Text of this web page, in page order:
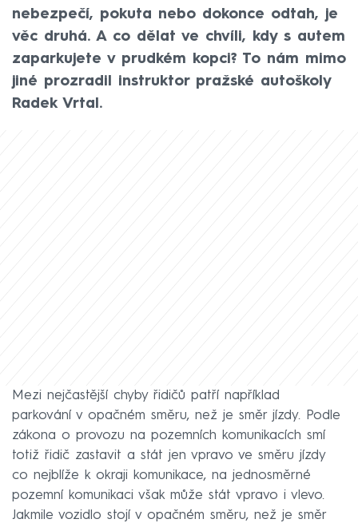
nebezpečí, pokuta nebo dokonce odtah, je
věc druhá. A co dělat ve chvíli, kdy s autem
zaparkujete v prudkém kopci? To nám mimo
jiné prozradil instruktor pražské autoškoly
Radek Vrtal.
Mezi nejčastější chyby řidičů patří například
parkování v opačném směru, než je směr jízdy. Podle
zákona o provozu na pozemních komunikacích smí
totiž řidič zastavit a stát jen vpravo ve směru jízdy
co nejblíže k okraji komunikace, na jednosměrné
pozemní komunikaci však může stát vpravo i vlevo.
Jakmile vozidlo stojí v opačném směru, než je směr